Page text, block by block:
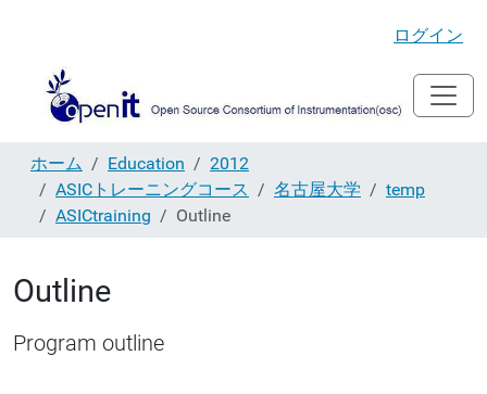
ログイン
ホーム Education
2012
ASICトレーニングコース
名古屋大学
temp
ASICtraining
Outline
Outline
Program outline